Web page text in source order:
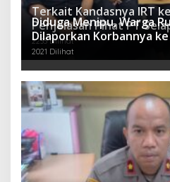
Terkait Kandasnya IRT
Penjelasan Pihat PT
2233 Dilihat
Diduga Menipu, Warga
Dilaporkan Korbannya
2021 Dilihat